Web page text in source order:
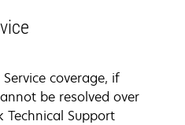
coverage, if
be resolved over
Technical Support